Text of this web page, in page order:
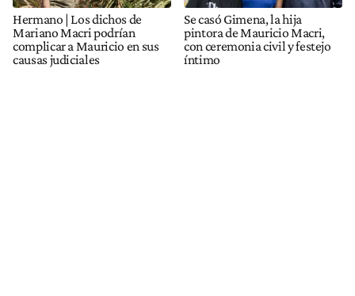
Hermano | Los dichos de
Mariano Macri podrían
complicar a Mauricio en sus
causas judiciales
Se casó Gimena, la hija
pintora de Mauricio Macri,
con ceremonia civil y festejo
íntimo